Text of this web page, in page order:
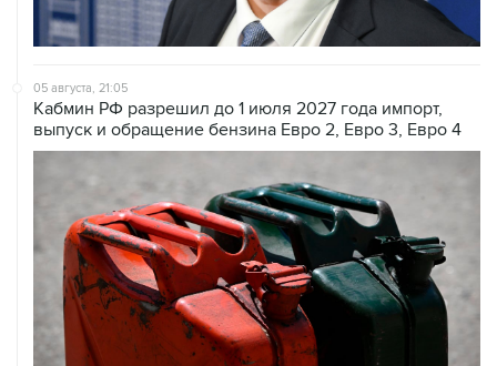
05 августа, 21:05
Кабмин РФ разрешил до 1 июля 2027 года импорт,
выпуск и обращение бензина Евро 2, Евро 3, Евро 4